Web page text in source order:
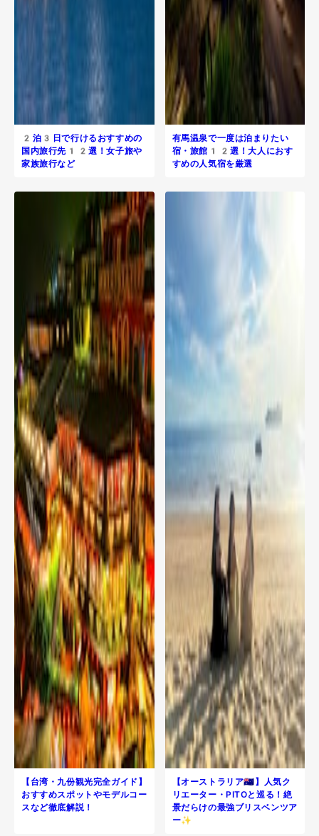
2泊3日で行けるおすすめの
国内旅行先12選！女子旅や
家族旅行など
有馬温泉で一度は泊まりたい
宿・旅館12選！大人におす
すめの人気宿を厳選
【台湾・九份観光完全ガイド】
おすすめスポットやモデルコー
スなど徹底解説！
【オーストラリア🇦🇺】人気ク
リエーター・PITOと巡る！絶
景だらけの最強ブリスベンツア
ー✨